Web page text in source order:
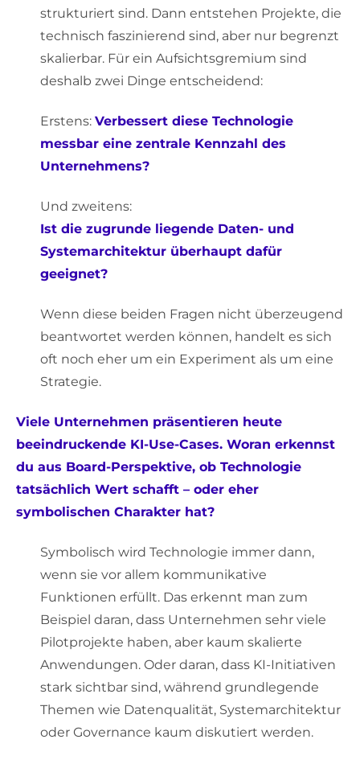
strukturiert sind. Dann entstehen Projekte, die
technisch faszinierend sind, aber nur begrenzt
skalierbar. Für ein Aufsichtsgremium sind
deshalb zwei Dinge entscheidend:
Erstens: Verbessert diese Technologie
messbar eine zentrale Kennzahl des
Unternehmens?
Und zweitens:
Ist die zugrunde liegende Daten- und
Systemarchitektur überhaupt dafür
geeignet?
Wenn diese beiden Fragen nicht überzeugend
beantwortet werden können, handelt es sich
oft noch eher um ein Experiment als um eine
Strategie.
Viele Unternehmen präsentieren heute
beeindruckende KI-Use-Cases. Woran erkennst
du aus Board-Perspektive, ob Technologie
tatsächlich Wert schafft – oder eher
symbolischen Charakter hat?
Symbolisch wird Technologie immer dann,
wenn sie vor allem kommunikative
Funktionen erfüllt. Das erkennt man zum
Beispiel daran, dass Unternehmen sehr viele
Pilotprojekte haben, aber kaum skalierte
Anwendungen. Oder daran, dass KI-Initiativen
stark sichtbar sind, während grundlegende
Themen wie Datenqualität, Systemarchitektur
oder Governance kaum diskutiert werden.